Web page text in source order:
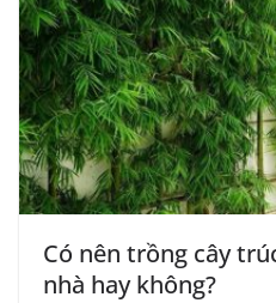
Có nên trồng cây
nhà hay không?